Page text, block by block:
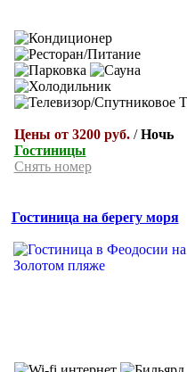
Цены от 3200 руб./Ночь
Гостиницы
Снять номер
Гостиница на берегу моря